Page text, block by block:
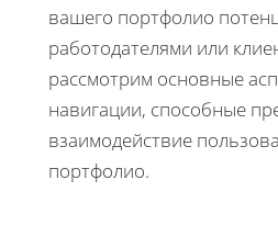
вашего портфолио
работодателями или
рассмотрим основные
навигации, способные
взаимодействие
портфолио.